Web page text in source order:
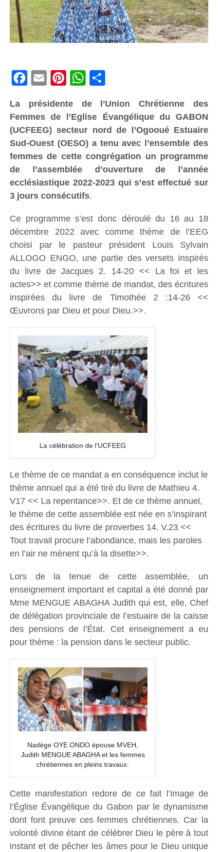
Facebook
Email PinterestWhatsApp
La présidente de l’Union Chrétienne des
Femmes de l’Eglise Évangélique du GABON
(UCFEEG) secteur nord de l’Ogooué Estuaire
Sud-Ouest (OESO) a tenu avec l’ensemble des
femmes de cette congrégation un programme
de l’assemblée d’ouverture de l’année
ecclésiastique 2022-2023 qui s’est effectué sur
3 jours consécutifs.
Ce programme s’est donc déroulé du 16 au 18
décembre 2022 avec comme thème de l’EEG
choisi par le pasteur président Louis Sylvain
ALLOGO ENGO, une partie des versets inspirés
du livre de Jacques 2. 14-20 << La foi et les
actes>> et comme thème de mandat, des écritures
inspirées du livre de Timothée 2 :14-26 <<
Œuvrons par Dieu et pour Dieu.>>.
La célébration de l’UCFEEG
Le thème de ce mandat a en conséquence inclut le
thème annuel qui a été tiré du livre de Mathieu 4.
V17 << La repentance>>. Et de ce thème annuel,
le thème de cette assemblée est née en s’inspirant
des écritures du livre de proverbes 14. V.23 <<
Tout travail procure l’abondance, mais les paroles
en l’air ne mènent qu’à la disette>>.
Lors de la tenue de cette assemblée, un
enseignement important et capital a été donné par
Mme MENGUE ABAGHA Judith qui est, elle, Chef
de délégation provinciale de l’estuaire de la caisse
des pensions de l’État. Cet enseignement a eu
pour thème : la pension dans le secteur public.
Nadège OYE ONDO épouse MVEH,
Judith MENGUE ABAGHA et les femmes
chrétiennes en pleins travaux.
Cette manifestation redore de ce fait l’image de
l’Église Évangélique du Gabon par le dynamisme
dont font preuve ces femmes chrétiennes. Car la
volonté divine étant de célébrer Dieu le père à tout
instant et de pêcher les âmes pour le Dieu unique